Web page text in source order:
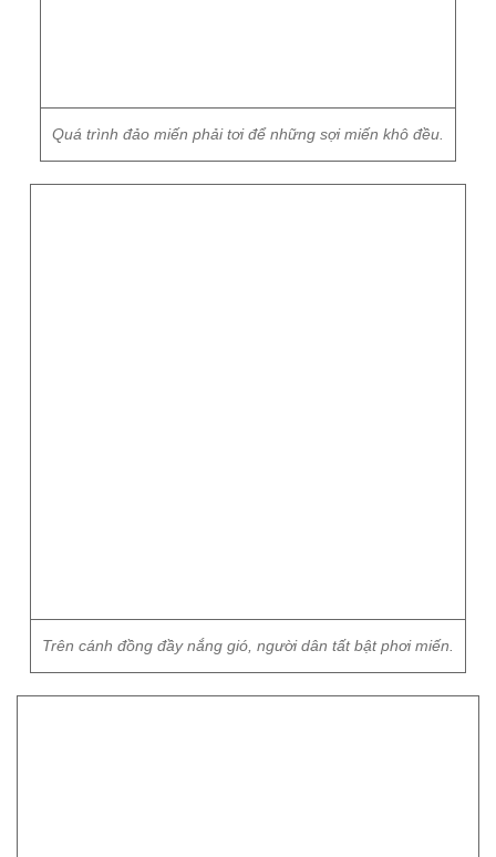
Quá trình đảo miến phải tơi để những sợi miến khô đều.
Trên cánh đồng đầy nắng gió, người dân tất bật phơi miến.